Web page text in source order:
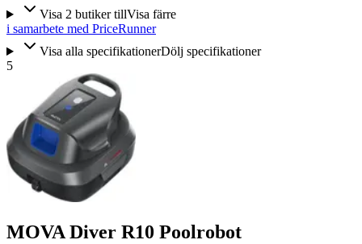
Visa 2 butiker tillVisa färre
i samarbete med PriceRunner
Visa alla specifikationerDölj specifikationer
5
MOVA Diver R10 Poolrobot